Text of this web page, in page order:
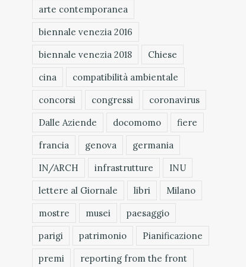
arte contemporanea
biennale venezia 2016
biennale venezia 2018
Chiese
cina
compatibilità ambientale
concorsi
congressi
coronavirus
Dalle Aziende
docomomo
fiere
francia
genova
germania
IN/ARCH
infrastrutture
INU
lettere al Giornale
libri
Milano
mostre
musei
paesaggio
parigi
patrimonio
Pianificazione
premi
reporting from the front